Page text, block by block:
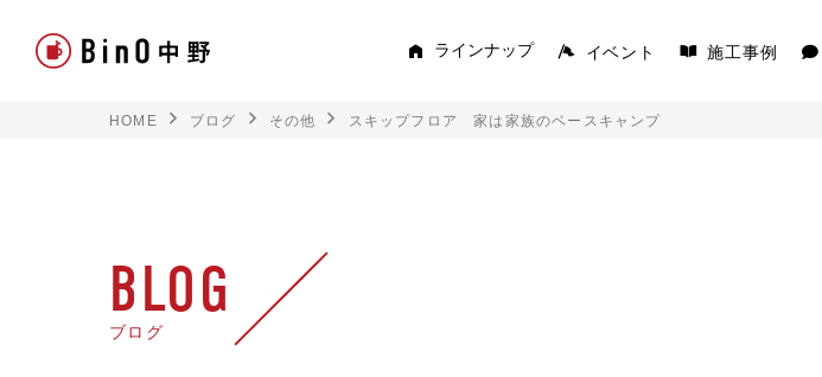
ラインナップ
平屋
イベント 施工事例
HOME ブログ その他 スキップフロア 家は家族のベースキャンプ
BLOG
ブログ